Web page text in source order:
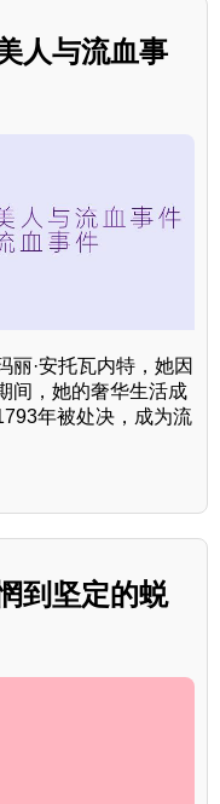
人与流血事
丽·安托瓦内特，她因
间，她的奢华生活成
年被处决，成为流
到坚定的蜕